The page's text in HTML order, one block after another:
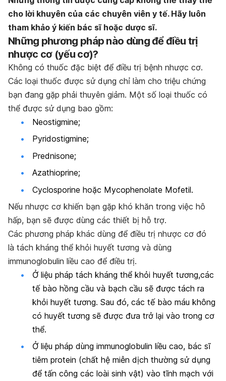
cho lời khuyên của các chuyên viên y tế. Hãy luôn
tham khảo ý kiến bác sĩhoặc dược sĩ.
Những phương pháp nào dùngđểđiều trị
nhược cơ(yếu cơ)?
Không có thuốc đặc biệt để điều trị bệnh nhược cơ.
Các loại thuốc được sử dụng chỉ làm cho triệu chứng
bạn đang gặp phải thuyên giảm. Một số loại thuốc có
thể được sử dụng bao gồm:
Neostigmine;
Pyridostigmine;
Prednisone;
Azathioprine;
Cyclosporine hoặc Mycophenolate Mofetil.
Nếu nhược cơ khiến bạn gặp khó khăn trong việc hô
hấp, bạn sẽ được dùng các thiết bị hỗ trợ.
Các phương pháp khác dùng để điều trị nhược cơ đó
là tách kháng thể khỏi huyết tương và dùng
immunoglobulin liều cao để điều trị.
Ở liệu pháp tách kháng thể khỏi huyết tương,các
tế bào hồng cầu và bạch cầu sẽ được tách ra
khỏi huyết tương. Sau đó, các tế bào máu không
có huyết tương sẽ được đưa trở lại vào trong cơ
thể.
Ở liệu pháp dùng immunoglobulin liều cao, bác sĩ
tiêm protein (chất hệ miễn dịch thường sử dụng
để tấn công các loài sinh vật) vào tĩnh mạch với